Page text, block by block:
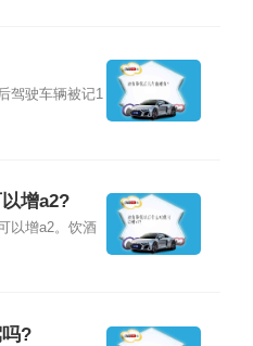
驾驶车辆被记1
增a2?
以增a2。饮酒
?